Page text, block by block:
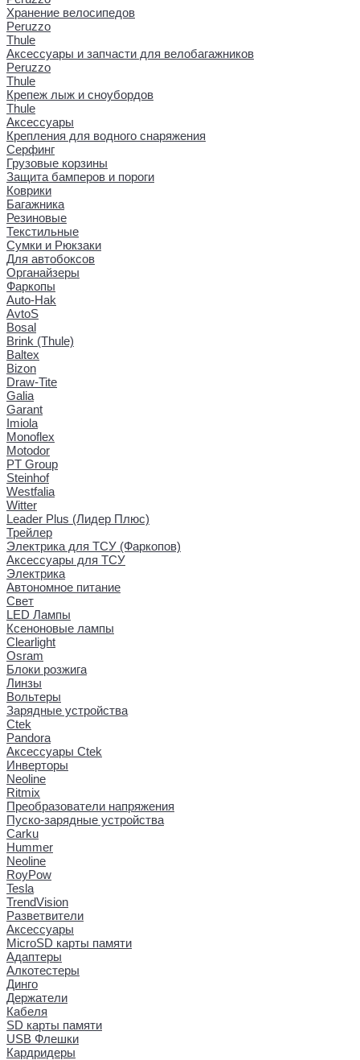
Хранение велосипедов
Peruzzo
Thule
Аксессуары и запчасти для велобагажников
Peruzzo
Thule
Крепеж лыж и сноубордов
Thule
Аксессуары
Крепления для водного снаряжения
Серфинг
Грузовые корзины
Защита бамперов и пороги
Коврики
Багажника
Резиновые
Текстильные
Сумки и Рюкзаки
Для автобоксов
Органайзеры
Фаркопы
Auto-Hak
AvtoS
Bosal
Brink (Thule)
Baltex
Bizon
Draw-Tite
Galia
Garant
Imiola
Monoflex
Motodor
PT Group
Steinhof
Westfalia
Witter
Leader Plus (Лидер Плюс)
Трейлер
Электрика для ТСУ (Фаркопов)
Аксессуары для ТСУ
Электрика
Автономное питание
Свет
LED Лампы
Ксеноновые лампы
Clearlight
Osram
Блоки розжига
Линзы
Вольтеры
Зарядные устройства
Ctek
Pandora
Аксессуары Ctek
Инверторы
Neoline
Ritmix
Преобразователи напряжения
Пуско-зарядные устройства
Carku
Hummer
Neoline
RoyPow
Tesla
TrendVision
Разветвители
Аксессуары
MicroSD карты памяти
Адаптеры
Алкотестеры
Динго
Держатели
Кабеля
SD карты памяти
USB Флешки
Кардридеры